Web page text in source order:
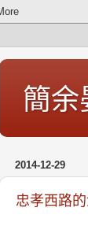
簡余
2014-12-29
忠孝西路